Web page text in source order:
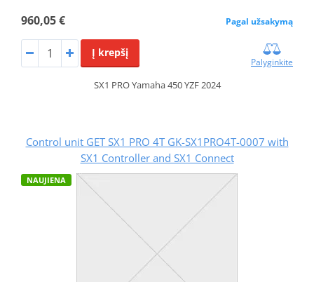
960,05 € Pagal užsakymą
Į krepšį
Palyginkite
SX1 PRO Yamaha 450 YZF 2024
Control unit GET SX1 PRO 4T GK-SX1PRO4T-0007 with
SX1 Controller and SX1 Connect
NAUJIENA